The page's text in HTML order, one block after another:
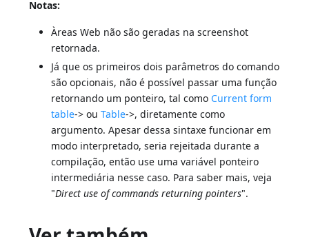
Notas:
Àreas Web não são geradas na screenshot
retornada.
Já que os primeiros dois parâmetros do comando
são opcionais, não é possível passar uma função
retornando um ponteiro, tal como Current form
table-> ouTable->, diretamente como
argumento. Apesar dessa sintaxe funcionar em
modo interpretado, seria rejeitada durante a
compilação, então use uma variável ponteiro
intermediária nesse caso. Para saber mais, veja
"Direct use of commands returning pointers".